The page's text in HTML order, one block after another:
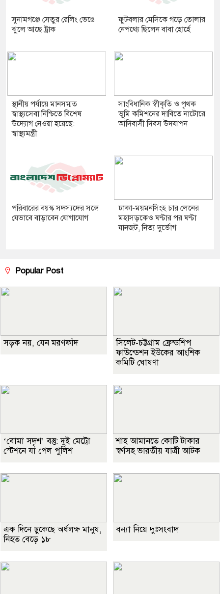
সুনামগঞ্জে সেতুর রেলিং ভেঙে
ঝুলে আছে ট্রাক
ফুটবলার মেসিকে গড়ে তোলার
নেপথ্যে ছিলেন বাবা হোর্হে
স্থানীয় পর্যায়ে মানসম্মত
স্বাস্থ্যসেবা নিশ্চিতে বিশেষ
উদ্যোগ নেওয়া হয়েছে:
স্বাস্থ্যমন্ত্রী
সাংবিধানিক স্বীকৃতি ও পৃথক
ভূমি কমিশনের দাবিতে নাটোরে
আদিবাসী দিবস উদযাপন
পরিবারের বয়স্ক সদস্যদের সঙ্গে
যেভাবে বাড়াবেন যোগাযোগ
ঢাকা-ময়মনসিংহ চার লেনের
মহাসড়কেও ঘণ্টার পর ঘণ্টা
যানজট, নিত্য দুর্ভোগ
Popular Post
সড়ক নয়, যেন মরণফাঁদ
সিলেট-চট্টগ্রাম ফ্রেন্ডশিপ
ফাউন্ডেশন ইউকের আংশিক
কমিটি ঘোষণা
‘বোমা সদৃশ’ বস্তু: দুই মেট্রো
স্টেশনে যা পেল পুলিশ
শাহ আমানতে কোটি টাকার
স্বর্ণসহ ভারতীয় যাত্রী আটক
এক দিনে ঢুকেছে অর্ধলক্ষ মানুষ,
নিহত বেড়ে ১৮
বন্যা নিয়ে দুঃসংবাদ